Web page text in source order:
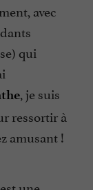
avec
qui
, je suis
ressortir à
amusant !